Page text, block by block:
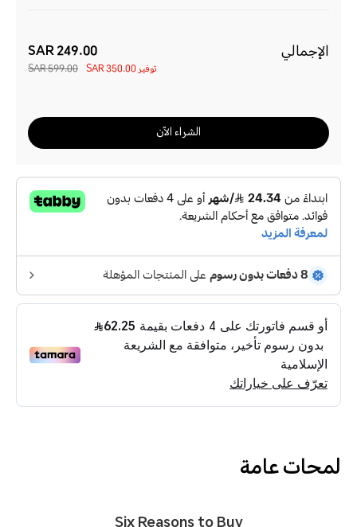
الإجمالي 249.00 SAR
توفير350.00 SAR
599.00 SAR
الشراء الآن
لمحات عامة